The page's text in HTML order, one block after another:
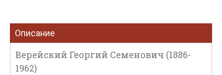
Описание
Верейский Георгий Семенович (1886-
1962)